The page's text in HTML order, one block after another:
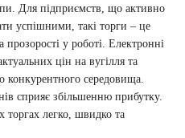
Для підприємств, що активно
успішними, такі торги – це
у роботі. Електронні
цін на вугілля та
середовища.
сприяє збільшенню прибутку.
торгах легко, швидко та